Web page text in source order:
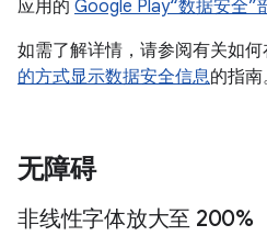
应用的 Google Play“数据安全”
如需了解详情，请参阅有关如
的方式显示数据安全信息的指南
无障碍
非线性字体放大至 200%